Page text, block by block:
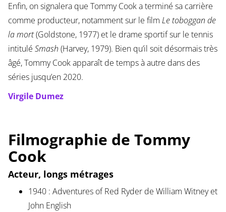
Enfin, on signalera que Tommy Cook a terminé sa carrière
comme producteur, notamment sur le film Le toboggan de
la mort(Goldstone, 1977) et le drame sportif sur le tennis
intitulé Smash (Harvey, 1979). Bien qu’il soit désormais très
âgé, Tommy Cook apparaît de temps à autre dans des
séries jusqu’en 2020.
Virgile Dumez
Filmographie de Tommy
Cook
Acteur, longs métrages
1940 : Adventures of Red Ryder de William Witney et
John English